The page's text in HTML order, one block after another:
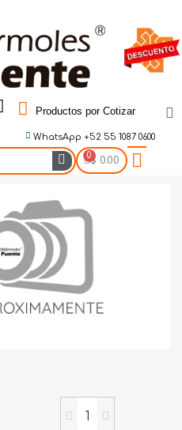
Productos por Cotizar
WhatsApp +52 55 1087 0600
$ 0.00